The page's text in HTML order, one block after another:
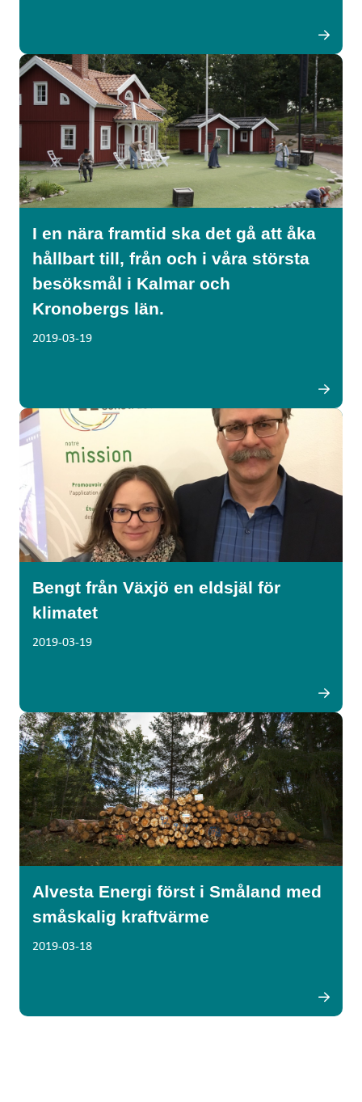
I en nära framtid ska det gå att åka
hållbart till, från och i våra största
besöksmål i Kalmar och
Kronobergs län.
2019-03-19
Bengt från Växjö en eldsjäl för
klimatet
2019-03-19
Alvesta Energi först i Småland med
småskalig kraftvärme
2019-03-18